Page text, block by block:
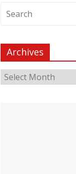
Archives